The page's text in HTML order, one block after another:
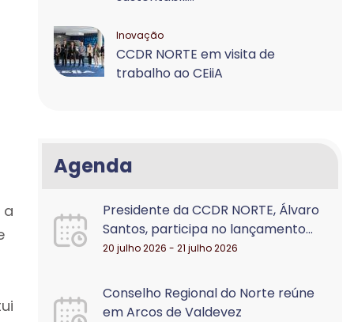
a
Inovação
CCDR NORTE em visita de
trabalho ao CEiiA
Agenda
Presidente da CCDR NORTE, Álvaro
Santos, participa no lançamento...
20 julho 2026 - 21 julho 2026
Conselho Regional do Norte reúne
em Arcos de Valdevez